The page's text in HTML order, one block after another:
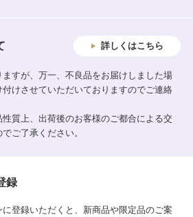
詳しくはこちら
すが、万一、不良品をお届けしました場
けさせていただいておりますのでご連絡
質上、出荷後のお客様のご都合による交
ご了承ください。
録
登録いただくと、新商品や限定品のご案